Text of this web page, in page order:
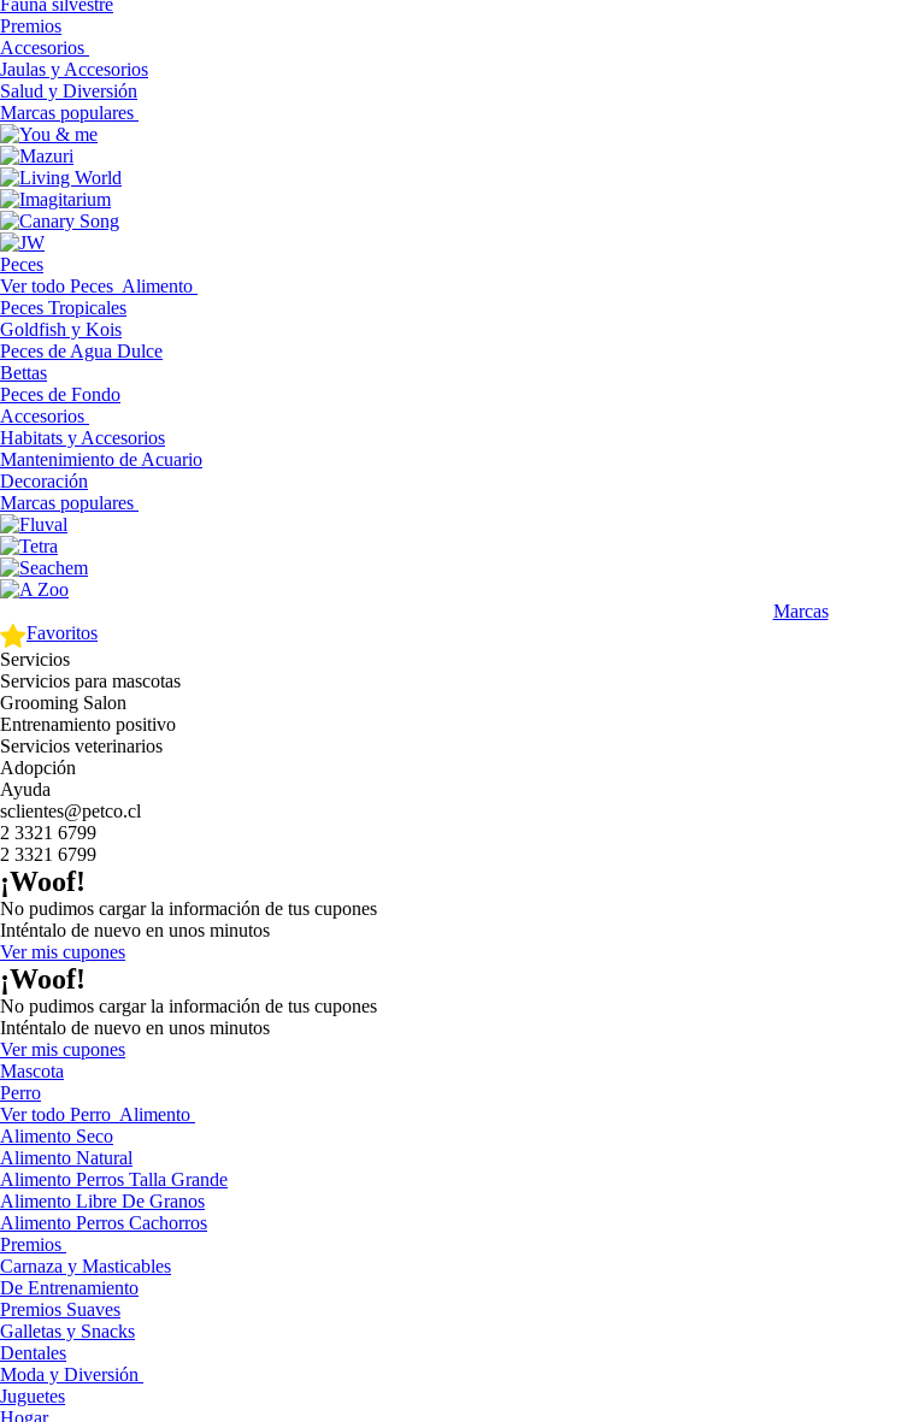
Fauna silvestre
Premios
Accesorios
Jaulas y Accesorios
Salud y Diversión
Marcas populares
Peces
Ver todo Peces Alimento
Peces Tropicales
Goldfish y Kois
Peces de Agua Dulce
Bettas
Peces de Fondo
Accesorios
Habitats y Accesorios
Mantenimiento de Acuario
Decoración
Marcas populares
Marcas
Favoritos
Servicios
Servicios para mascotas
Grooming Salon
Entrenamiento positivo
Servicios veterinarios
Adopción
Ayuda
sclientes@petco.cl
2 3321 6799
2 3321 6799
¡Woof!
No pudimos cargar la información de tus cupones
Inténtalo de nuevo en unos minutos
Ver mis cupones
¡Woof!
No pudimos cargar la información de tus cupones
Inténtalo de nuevo en unos minutos
Ver mis cupones
Mascota
Perro
Ver todo Perro Alimento
Alimento Seco
Alimento Natural
Alimento Perros Talla Grande
Alimento Libre De Granos
Alimento Perros Cachorros
Premios
Carnaza y Masticables
De Entrenamiento
Premios Suaves
Galletas y Snacks
Dentales
Moda y Diversión
Juguetes
Hogar